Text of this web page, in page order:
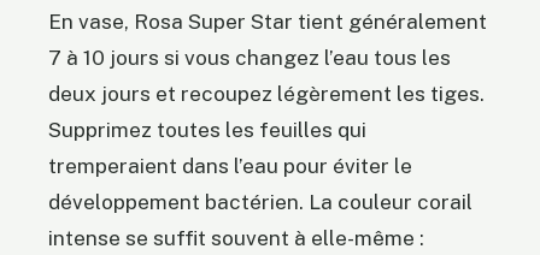
En vase, Rosa Super Star tient généralement
7 à 10 jours si vous changez l’eau tous les
deux jours et recoupez légèrement les tiges.
Supprimez toutes les feuilles qui
tremperaient dans l’eau pour éviter le
développement bactérien. La couleur corail
intense se suffit souvent à elle-même :